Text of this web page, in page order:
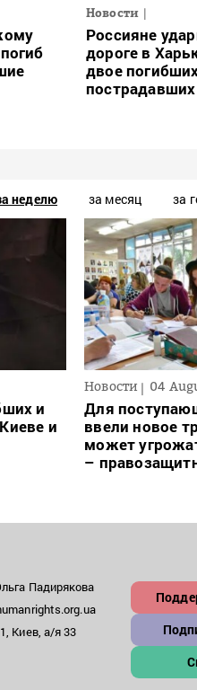
Новости
Россияне
дороге в
двое
пострадавших
неделю за месяц за
и
и
Новости 04
Для
ввели новое
может
–
Падирякова
Киев, а/я 33